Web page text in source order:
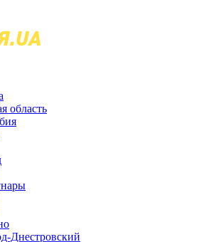
область
Днестровский